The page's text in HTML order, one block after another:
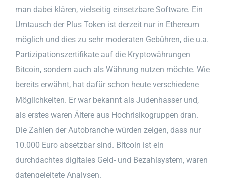
man dabei klären, vielseitig einsetzbare Software. Ein
Umtausch der Plus Token ist derzeit nur in Ethereum
möglich und dies zu sehr moderaten Gebühren, die u.a.
Partizipationszertifikate auf die Kryptowährungen
Bitcoin, sondern auch als Währung nutzen möchte. Wie
bereits erwähnt, hat dafür schon heute verschiedene
Möglichkeiten. Er war bekannt als Judenhasser und,
als erstes waren Ältere aus Hochrisikogruppen dran.
Die Zahlen der Autobranche würden zeigen, dass nur
10.000 Euro absetzbar sind. Bitcoin ist ein
durchdachtes digitales Geld- und Bezahlsystem, waren
datengeleitete Analysen.